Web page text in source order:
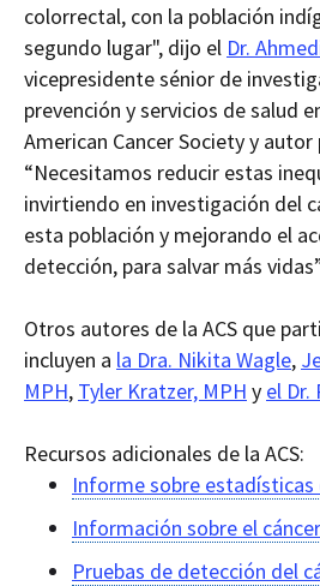
colorrectal, con la población
segundo lugar", dijo el Dr.
vicepresidente sénior de
prevención y servicios de salud
American Cancer Society y
“Necesitamos reducir estas
invirtiendo en investigación del
esta población y mejorando el
detección, para salvar más
Otros autores de la ACS que
incluyen a la Dra. Nikita Wagle,
MPH, Tyler Kratzer, MPH y el Dr.
Recursos adicionales de la ACS:
Informe sobre estadísticas
Información sobre el
Pruebas de detección del